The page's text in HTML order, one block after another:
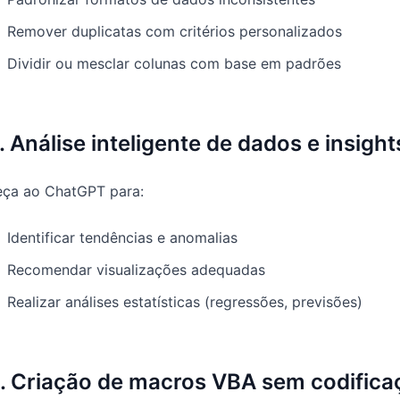
Remover duplicatas com critérios personalizados
Dividir ou mesclar colunas com base em padrões
Análise inteligente de dados e
ao ChatGPT para:
Identificar tendências e anomalias
Recomendar visualizações adequadas
Realizar análises estatísticas (regressões, previsões)
Criação de macros VBA sem